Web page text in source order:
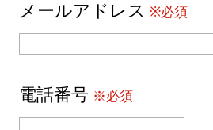
メールアドレス ※必須
電話番号 ※必須